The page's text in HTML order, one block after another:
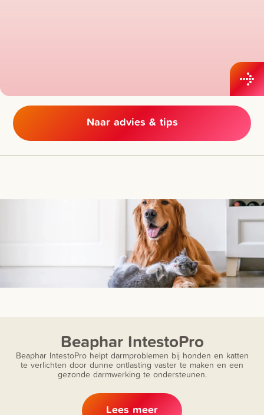
Naar advies & tips
Beaphar IntestoPro
Beaphar IntestoPro helpt darmproblemen bij honden en katten
te verlichten door dunne ontlasting vaster te maken en een
gezonde darmwerking te ondersteunen.
Lees meer